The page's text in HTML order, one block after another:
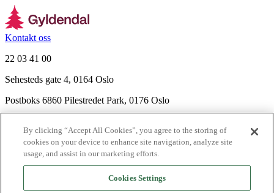
Kontakt oss
22 03 41 00
Sehesteds gate 4, 0164 Oslo
Postboks 6860 Pilestredet Park, 0176 Oslo
Nyhetsbrev
Ledige stillinger
Send inn manus
By clicking “Accept All Cookies”, you agree to the storing of
cookies on your device to enhance site navigation, analyze site
usage, and assist in our marketing efforts.
Cookies Settings